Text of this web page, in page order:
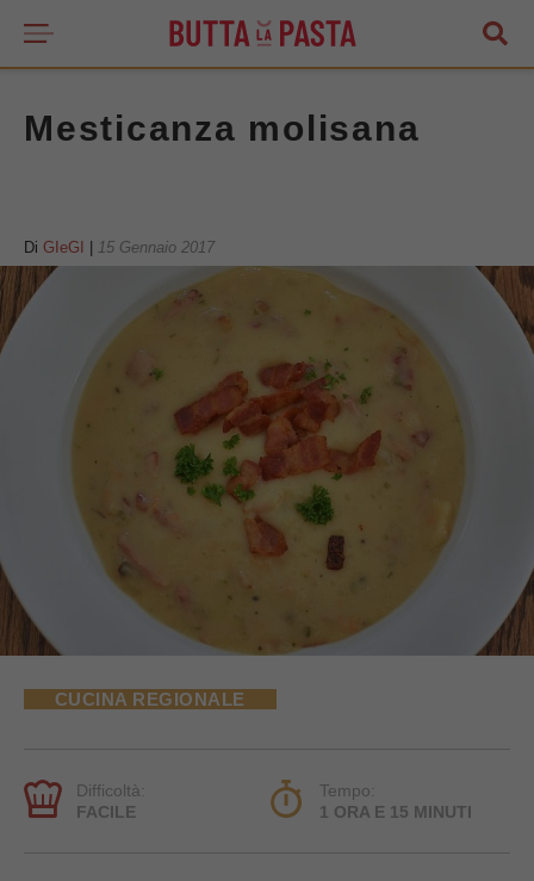
Mesticanza molisana
Di GIeGI 15 Gennaio 2017
CUCINA REGIONALE
Difficoltà:
FACILE
Tempo:
1 ORA E 15 MINUTI